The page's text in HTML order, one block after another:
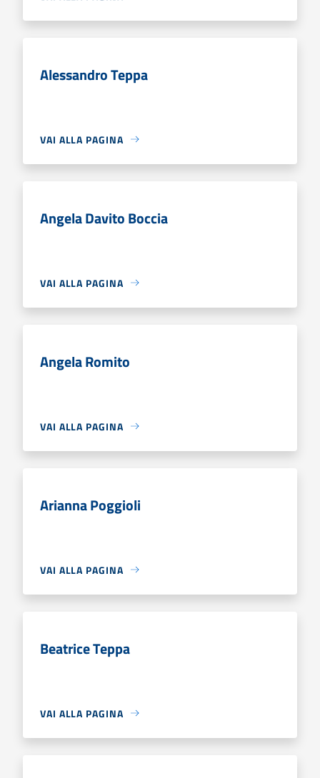
Alessandro Teppa
VAI ALLA PAGINA
Angela Davito Boccia
VAI ALLA PAGINA
Angela Romito
VAI ALLA PAGINA
Arianna Poggioli
VAI ALLA PAGINA
Beatrice Teppa
VAI ALLA PAGINA